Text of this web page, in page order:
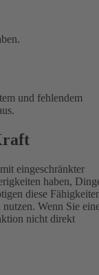
und fehlendem
eingeschränkter
haben,
diese
nutzen. Wenn Sie
nicht direkt